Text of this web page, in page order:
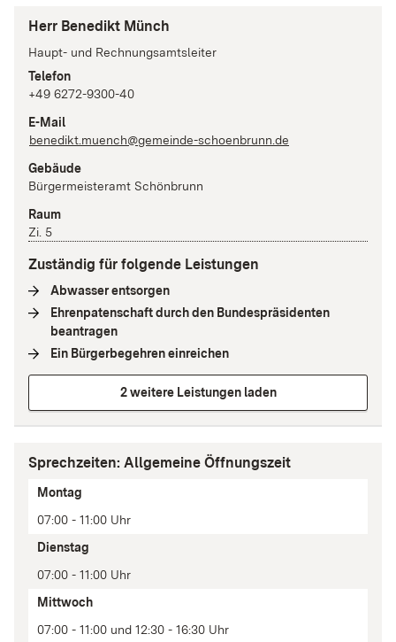
Herr Benedikt Münch
Haupt- und Rechnungsamtsleiter
Telefon
+49 6272-9300-40
E-Mail
benedikt.muench@gemeinde-schoenbrunn.de
Gebäude
Bürgermeisteramt Schönbrunn
Raum
Zi. 5
Zuständig für folgende Leistungen
Abwasser entsorgen
Ehrenpatenschaft durch den Bundespräsidenten
beantragen
Ein Bürgerbegehren einreichen
2 weitere Leistungen laden
Sprechzeiten: Allgemeine Öffnungszeit
Tag
Zeit(en)
Anmerkung
Montag
07:00 - 11:00 Uhr
Dienstag
07:00 - 11:00 Uhr
Mittwoch
07:00 - 11:00 und 12:30 - 16:30 Uhr